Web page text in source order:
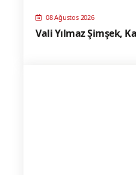
08 Ağustos 2026
Vali Yılmaz Şimşek,